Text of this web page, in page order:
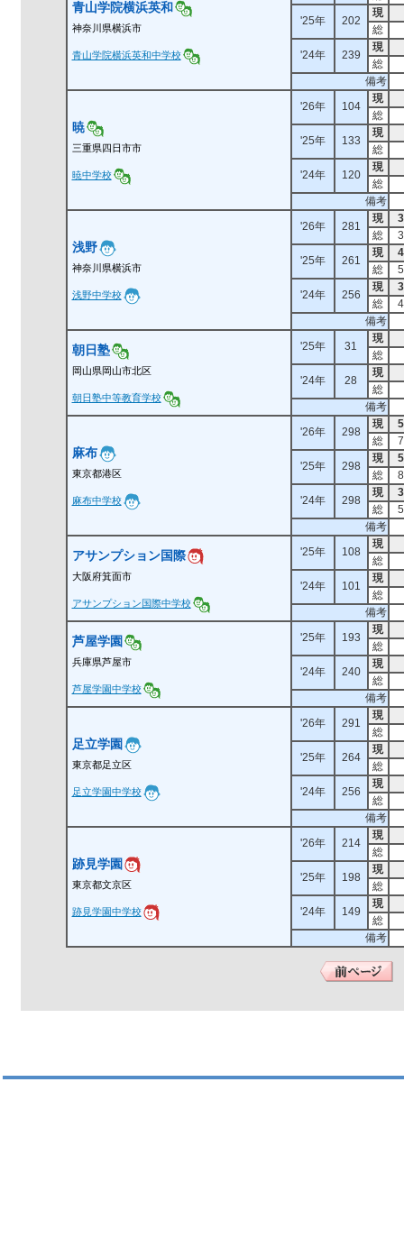
青山学院横浜英和
神奈川県横浜市
青山学院横浜英和中学校
'25年
202
現
総
'24年
239
現
総
備考
暁
三重県四日市市
暁中学校
'26年 104
現
総
'25年
133
現
総
'24年
120
現
総
備考
浅野
神奈川県横浜市
浅野中学校
'26年 281
現
総
'25年
261
現
総
'24年
256
現
総
備考
朝日塾
岡山県岡山市北区
朝日塾中等教育学校
'25年 31
現
総
'24年
28
現
総
備考
麻布
東京都港区
麻布中学校
'26年 298
現
総
'25年
298
現
総
'24年
298
現
総
備考
アサンプション国際
大阪府箕面市
アサンプション国際中学校
'25年 108
現
総
'24年
101
現
総
備考
芦屋学園
兵庫県芦屋市
芦屋学園中学校
'25年 193
現
総
'24年
240
現
総
備考
足立学園
東京都足立区
足立学園中学校
'26年 291
現
総
'25年
264
現
総
'24年
256
現
総
備考
跡見学園
東京都文京区
跡見学園中学校
'26年 214
現
総
'25年
198
現
総
'24年
149
現
総
備考